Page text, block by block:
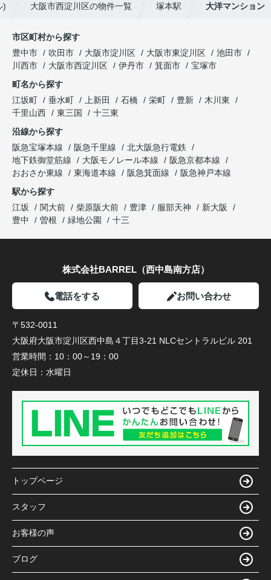
) 大阪市西淀川区の物件一覧 塚本駅 大洋マンション
市区町村から探す
豊中市
吹田市 大阪市淀川区 大阪市東淀川区
池田市
川西市
大阪市西淀川区 伊丹市 箕面市
宝塚市
町名から探す
江坂町
垂水町 上新田 石橋 栄町 豊新
木川東
千里山西
東三国
十三東
沿線から探す
阪急宝塚本線
阪急千里線
北大阪急行電鉄
地下鉄御堂筋線
大阪モノレール本線
阪急京都本線
おおさか東線
東海道本線 阪急箕面線
阪急神戸本線
駅から探す
江坂
関大前 柴原阪大前 豊津 服部天神
新大阪
豊中
曽根 緑地公園 十三
株式会社BARREL（西中島南方店）
電話をする お問い合わせ
〒532-0011
大阪府大阪市淀川区西中島４丁目3-21 NLCセントラルビル 201
営業時間： 10：00～19：00
定休日： 水曜日
トップページ
スタッフ
お客様の声
ブログ